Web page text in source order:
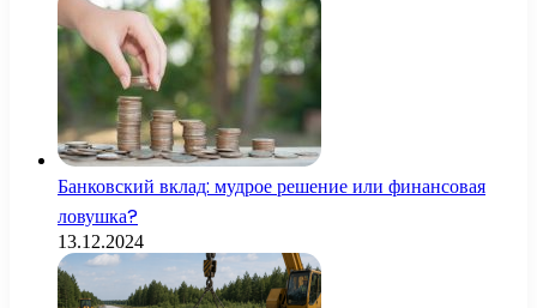
Банковский вклад: мудрое решение или финансовая
ловушка?
13.12.2024